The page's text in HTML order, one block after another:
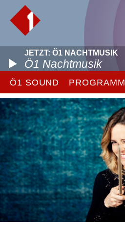
JETZT: Ö1 NACHTMUSIK
Ö1 Nachtmusik
Ö1 SOUND PROGRAMM